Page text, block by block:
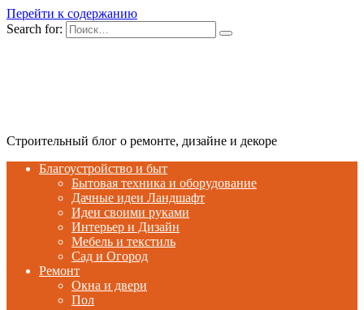
Перейти к содержанию
Search for:
Строительный блог о ремонте, дизайне и декоре
Благоустройство и быт
Бытовая техника и оборудование
Дачные идеи Ландшафт
Идеи своими руками
Интерьер и Дизайн
Мебель и текстиль
Сад и Огород
Ремонт
Окна и двери
Пол